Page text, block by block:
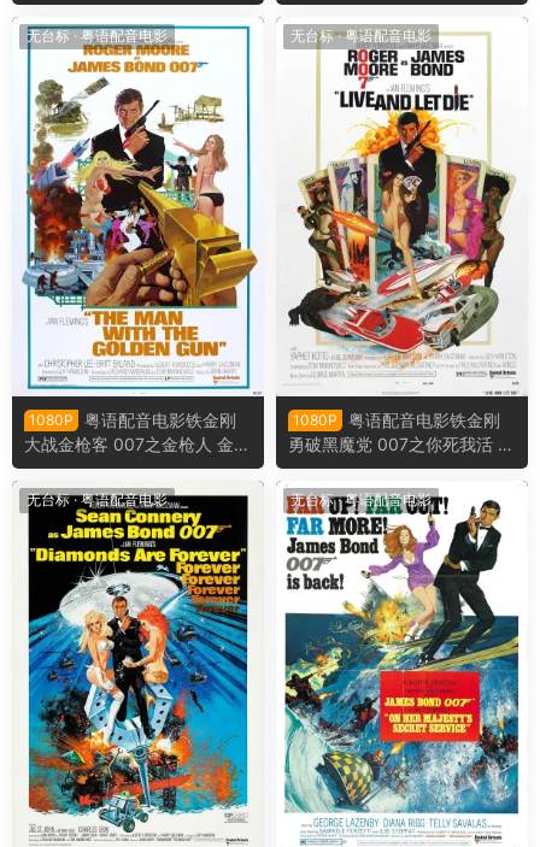
黑日危机 The World Is Not En
ough
城 The Spy Who Loved Me
无台标·粤语配音电影
1080P
粤语配音电影铁金刚
大战金枪客 007之金枪人 金枪
人 The Man with the Golden
Gun
无台标·粤语配音电影
1080P
粤语配音电影铁金刚
勇破黑魔党 007之你死我活 生
死关头 Live and Let Die
无台标·粤语配音电影 无台标·粤语配音电影